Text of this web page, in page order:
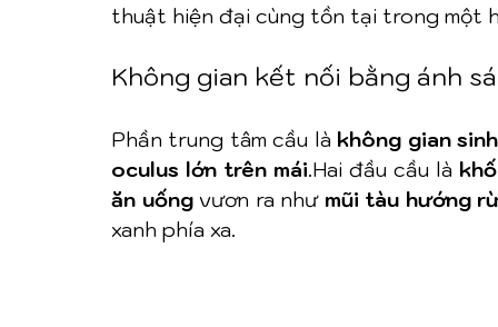
thuật hiện đại cùng tồn tại trong một
Không gian kết nối bằng ánh
Phần trung tâm cầu là không gian
oculus lớn trên mái.Hai đầu cầu là
ăn uống vươn ra như mũi tàu hướng
xanh phía xa.